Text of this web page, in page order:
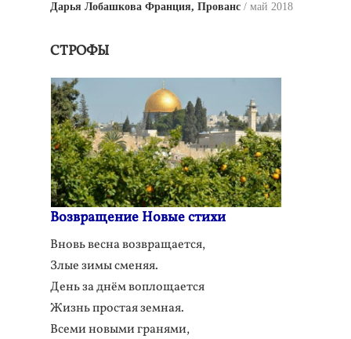
Дарья Лобашкова Франция, Прованс май 2018
СТРОФЫ
Возвращение Новые стихи
Вновь весна возвращается,
Злые зимы сменяя.
День за днём воплощается
Жизнь простая земная.
Всеми новыми гранями,